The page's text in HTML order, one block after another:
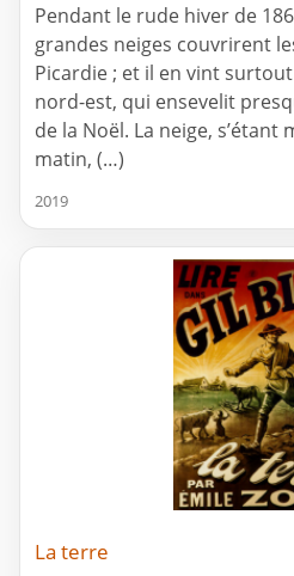
Pendant le rude hiver de
grandes neiges couvrirent
Picardie ; et il en vint
nord-est, qui ensevelit
de la Noël. La neige, s’étant
matin, (…)
2019
La terre